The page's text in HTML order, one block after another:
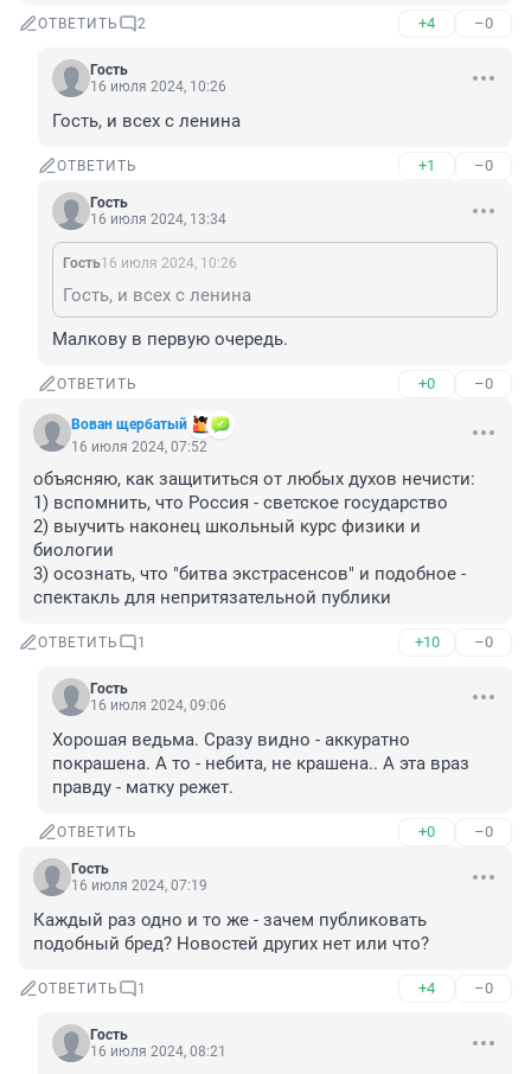
ОТВЕТИТЬ 2 +4 –0
Гость
16 июля 2024, 10:26
Гость, и всех с ленина
ОТВЕТИТЬ +1 –0
Гость
16 июля 2024, 13:34
Гость16 июля 2024, 10:26
Гость, и всех с ленина
Малкову в первую очередь.
ОТВЕТИТЬ +0 –0
Вoван щербатый
16 июля 2024, 07:52
объясняю, как защититься от любых духов нечисти:
1) вспомнить, что Россия - светское государство
2) выучить наконец школьный курс физики и
биологии
3) осознать, что "битва экстрасенсов" и подобное -
спектакль для непритязательной публики
ОТВЕТИТЬ 1 +10 –0
Гость
16 июля 2024, 09:06
Хорошая ведьма. Сразу видно - аккуратно
покрашена. А то - небита, не крашена.. А эта враз
правду - матку режет.
ОТВЕТИТЬ +0 –0
Гость
16 июля 2024, 07:19
Каждый раз одно и то же - зачем публиковать
подобный бред? Новостей других нет или что?
ОТВЕТИТЬ 1 +4 –0
Гость
16 июля 2024, 08:21